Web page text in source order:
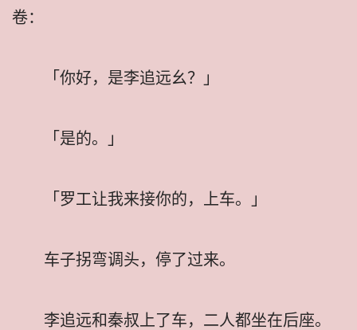
卷：
「你好，是李追远幺？」
「是的。」
「罗工让我来接你的，上车。」
车子拐弯调头，停了过来。
李追远和秦叔上了车，二人都坐在后座。